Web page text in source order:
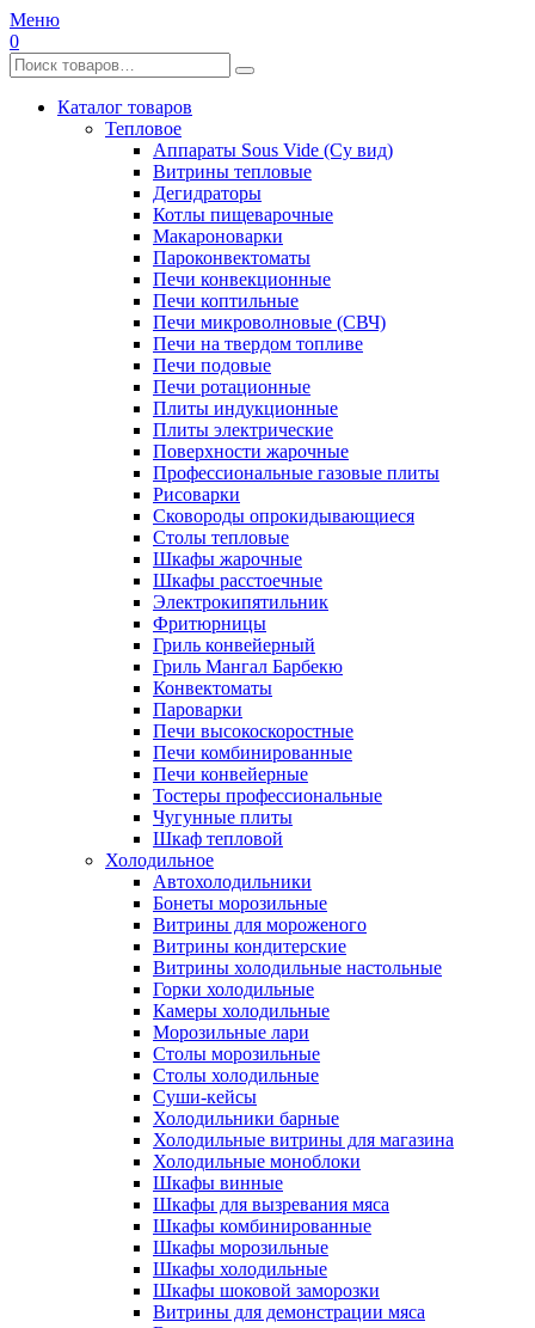
Меню
0
Каталог товаров
Тепловое
Аппараты Sous Vide (Су вид)
Витрины тепловые
Дегидраторы
Котлы пищеварочные
Макароноварки
Пароконвектоматы
Печи конвекционные
Печи коптильные
Печи микроволновые (СВЧ)
Печи на твердом топливе
Печи подовые
Печи ротационные
Плиты индукционные
Плиты электрические
Поверхности жарочные
Профессиональные газовые плиты
Рисоварки
Сковороды опрокидывающиеся
Столы тепловые
Шкафы жарочные
Шкафы расстоечные
Электрокипятильник
Фритюрницы
Гриль конвейерный
Гриль Мангал Барбекю
Конвектоматы
Пароварки
Печи высокоскоростные
Печи комбинированные
Печи конвейерные
Тостеры профессиональные
Чугунные плиты
Шкаф тепловой
Холодильное
Автохолодильники
Бонеты морозильные
Витрины для мороженого
Витрины кондитерские
Витрины холодильные настольные
Горки холодильные
Камеры холодильные
Морозильные лари
Столы морозильные
Столы холодильные
Суши-кейсы
Холодильники барные
Холодильные витрины для магазина
Холодильные моноблоки
Шкафы винные
Шкафы для вызревания мяса
Шкафы комбинированные
Шкафы морозильные
Шкафы холодильные
Шкафы шоковой заморозки
Витрины для демонстрации мяса